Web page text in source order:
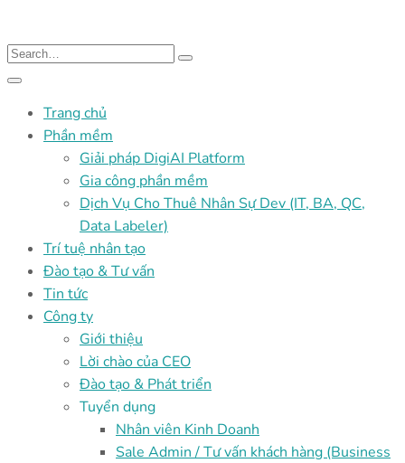
Trang chủ
Phần mềm
Giải pháp DigiAI Platform
Gia công phần mềm
Dịch Vụ Cho Thuê Nhân Sự Dev (IT, BA, QC,
Data Labeler)
Trí tuệ nhân tạo
Đào tạo & Tư vấn
Tin tức
Công ty
Giới thiệu
Lời chào của CEO
Đào tạo & Phát triển
Tuyển dụng
Nhân viên Kinh Doanh
Sale Admin / Tư vấn khách hàng (Business